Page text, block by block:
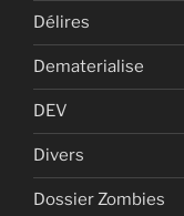
Délires
Dematerialise
DEV
Divers
Dossier Zombies